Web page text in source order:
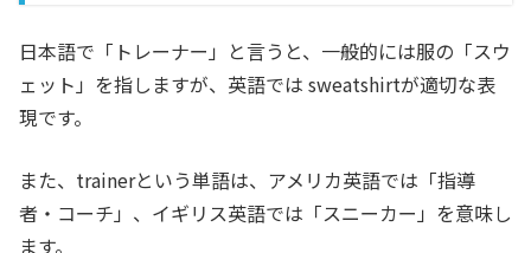
日本語で「トレーナー」と言うと、一般的には服の「スウ
ェット」を指しますが、英語では sweatshirtが適切な表
現です。
また、trainerという単語は、アメリカ英語では「指導
者・コーチ」、イギリス英語では「スニーカー」を意味し
ます。